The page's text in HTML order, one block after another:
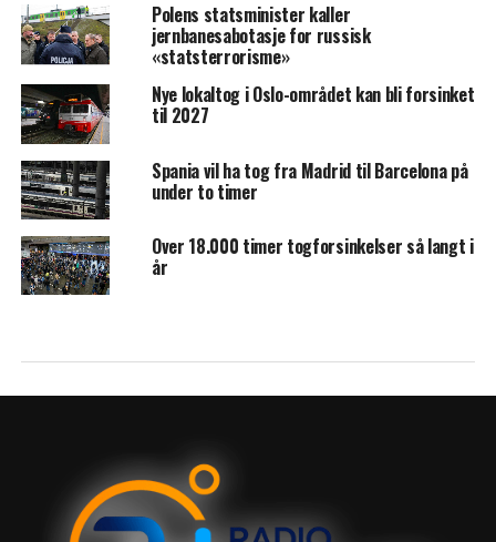
Polens statsminister kaller
jernbanesabotasje for russisk
«statsterrorisme»
Nye lokaltog i Oslo-området kan bli forsinket
til 2027
Spania vil ha tog fra Madrid til Barcelona på
under to timer
Over 18.000 timer togforsinkelser så langt i
år